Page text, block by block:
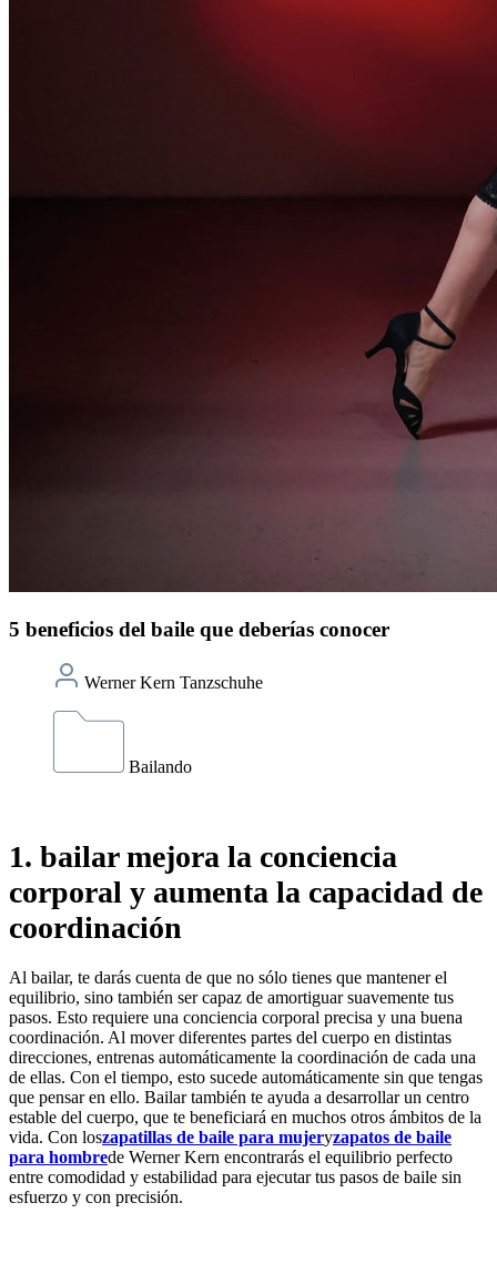
5 beneficios del baile que deberías conocer
Werner Kern Tanzschuhe
Bailando
1. bailar mejora la conciencia
corporal y aumenta la capacidad de
coordinación
Al bailar, te darás cuenta de que no sólo tienes que mantener el
equilibrio, sino también ser capaz de amortiguar suavemente tus
pasos. Esto requiere una conciencia corporal precisa y una buena
coordinación. Al mover diferentes partes del cuerpo en distintas
direcciones, entrenas automáticamente la coordinación de cada una
de ellas. Con el tiempo, esto sucede automáticamente sin que tengas
que pensar en ello. Bailar también te ayuda a desarrollar un centro
estable del cuerpo, que te beneficiará en muchos otros ámbitos de la
vida. Con loszapatillas de baile para mujeryzapatos de baile
para hombrede Werner Kern encontrarás el equilibrio perfecto
entre comodidad y estabilidad para ejecutar tus pasos de baile sin
esfuerzo y con precisión.